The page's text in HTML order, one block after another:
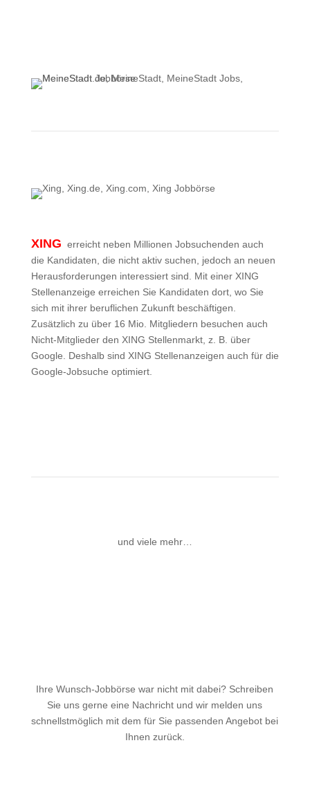
XING erreicht neben Millionen Jobsuchenden auch
die Kandidaten, die nicht aktiv suchen, jedoch an neuen
Herausforderungen interessiert sind. Mit einer XING
Stellenanzeige erreichen Sie Kandidaten dort, wo Sie
sich mit ihrer beruflichen Zukunft beschäftigen.
Zusätzlich zu über 16 Mio. Mitgliedern besuchen auch
Nicht-Mitglieder den XING Stellenmarkt, z. B. über
Google. Deshalb sind XING Stellenanzeigen auch für die
Google-Jobsuche optimiert.
und viele mehr…
Ihre Wunsch-Jobbörse war nicht mit dabei? Schreiben
Sie uns gerne eine Nachricht und wir melden uns
schnellstmöglich mit dem für Sie passenden Angebot bei
Ihnen zurück.